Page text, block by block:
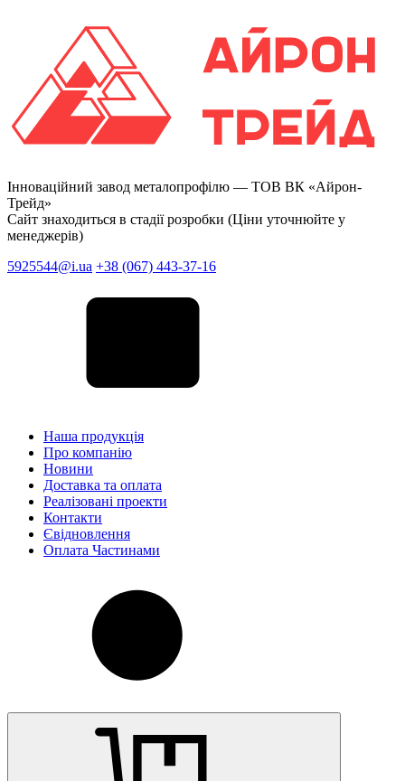
Інноваційний завод металопрофілю — ТОВ ВК «Айрон-
Трейд»
Сайт знаходиться в стадії розробки (Ціни уточнюйте у
менеджерів)
5925544@i.ua +38 (067) 443-37-16
Наша продукція
Про компанію
Новини
Доставка та оплата
Реалізовані проекти
Контакти
Євідновлення
Оплата Частинами